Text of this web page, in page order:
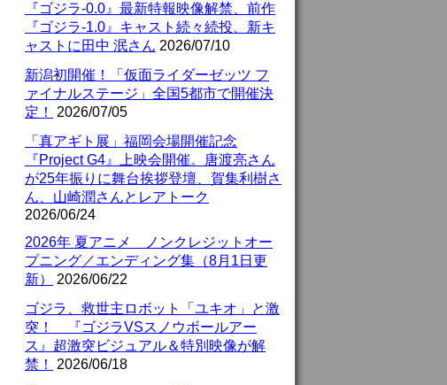
『ゴジラ-0.0』最新特報映像解禁、前作
『ゴジラ-1.0』キャスト続々続投、新キ
ャストに田中 泯さん 2026/07/10
新潟初開催！「仮面ライダーゼッツ フ
ァイナルステージ」全国5都市で開催決
定！
2026/07/05
「真アギト展」福岡会場開催記念
『Project G4』上映会開催。唐渡亮さん
が25年振りに舞台挨拶登壇、賀集利樹さ
ん、山崎潤さんとレアトーク
2026/06/24
2026年 夏アニメ ノンクレジットオー
プニング／エンディング集（8月1日更
新）
2026/06/22
ゴジラ、救世主ロボット「ユキオ」と激
突！ 『ゴジラVSスノウボールアー
ス』超激突ビジュアル＆特別映像が解
禁！
2026/06/18